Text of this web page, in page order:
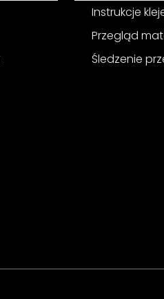
Instrukcje
Przegląd
Śledzenie